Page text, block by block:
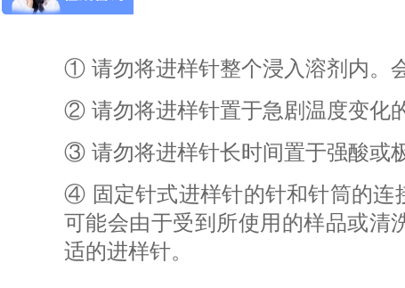
① 请勿将进样针整个浸入溶剂内。
② 请勿将进样针置于急剧温度变化
③ 请勿将进样针长时间置于强酸或
④ 固定针式进样针的针和针筒的连
可能会由于受到所使用的样品或清
适的进样针。